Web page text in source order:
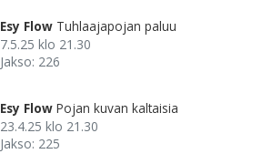
Esy Flow Tuhlaajapojan paluu
7.5.25 klo 21.30
Jakso: 226
Esy Flow Pojan kuvan kaltaisia
23.4.25 klo 21.30
Jakso: 225